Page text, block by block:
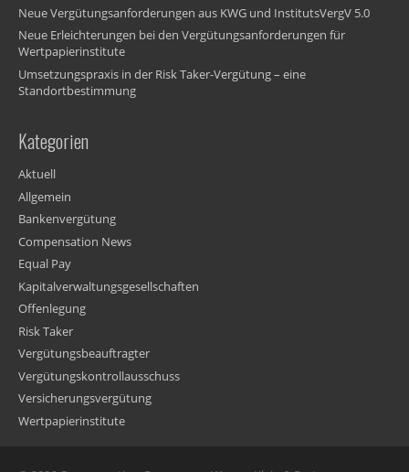
Neue Vergütungsanforderungen aus KWG und InstitutsVergV 5.0
Neue Erleichterungen bei den Vergütungsanforderungen für
Wertpapierinstitute
Umsetzungspraxis in der Risk Taker-Vergütung – eine
Standortbestimmung
Kategorien
Aktuell
Allgemein
Bankenvergütung
Compensation News
Equal Pay
Kapitalverwaltungsgesellschaften
Offenlegung
Risk Taker
Vergütungsbeauftragter
Vergütungskontrollausschuss
Versicherungsvergütung
Wertpapierinstitute